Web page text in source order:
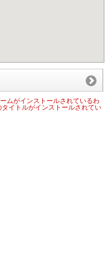
ムがインストールされているわ
イトルがインストールされてい